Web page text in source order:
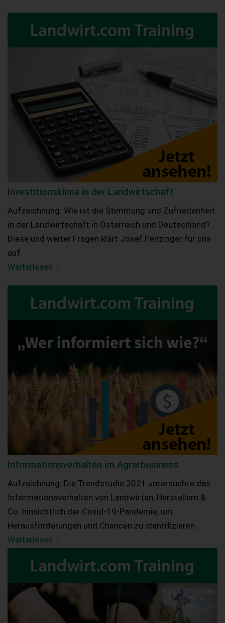
Investitionsklima in der Landwirtschaft
Aufzeichnung: Wie ist die Stimmung und Zufriedenheit
in der Landwirtschaft in Österreich und Deutschland?
Diese und weiter Fragen klärt Josef Penzinger für uns
auf.
Weiterlesen
Informationsverhalten im Agrarbusiness
Aufzeichnung: Die Trendstudie 2021 untersuchte das
Informationsverhalten von Landwirten, Herstellern &
Co. hinsichtlich der Covid-19-Pandemie, um
Herausforderungen und Chancen zu identifizieren.
Weiterlesen